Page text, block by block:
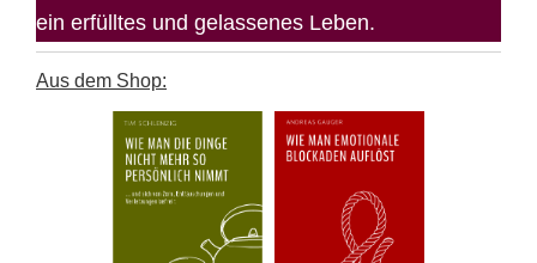
ein erfülltes und gelassenes Leben.
Aus dem Shop: